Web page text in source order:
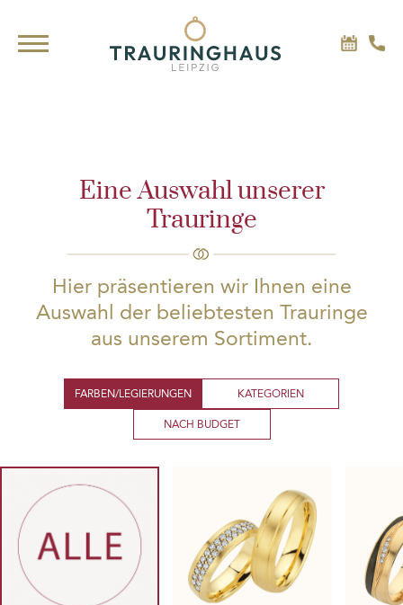
Eine Auswahl unserer
Trauringe
Hier präsentieren wir Ihnen eine
Auswahl der beliebtesten Trauringe
aus unserem Sortiment.
FARBEN/LEGIERUNGEN KATEGORIEN
NACH BUDGET